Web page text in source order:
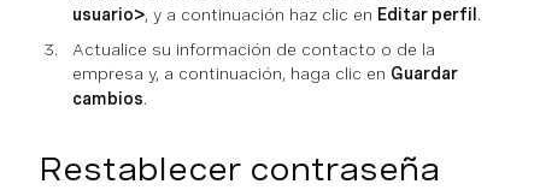
usuario>, y a continuación haz clic en Editar perfil .
Actualice su información de contacto o de la
empresa y, a continuación, haga clic en Guardar
cambios.
Restablecer contraseña